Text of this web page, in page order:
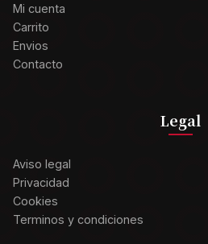
Mi cuenta
Carrito
Envios
Contacto
Legal
Aviso legal
Privacidad
Cookies
Terminos y condiciones